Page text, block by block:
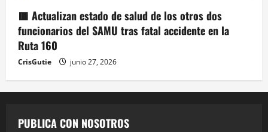
🟥 Actualizan estado de salud de los otros dos
funcionarios del SAMU tras fatal accidente en la
Ruta 160
CrisGutie junio 27, 2026
PUBLICA CON NOSOTROS